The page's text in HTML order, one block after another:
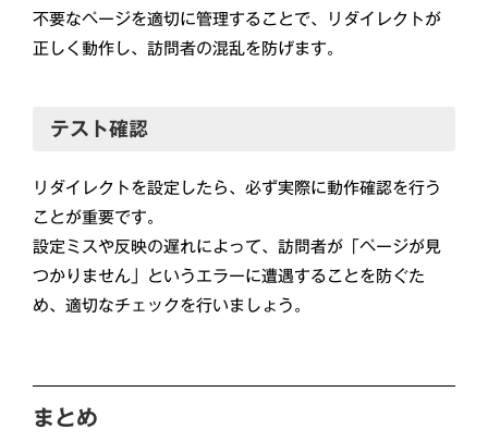
不要なページを適切に管理することで、リダイレクトが
正しく動作し、訪問者の混乱を防げます。
テスト確認
リダイレクトを設定したら、必ず実際に動作確認を行う
ことが重要です。
設定ミスや反映の遅れによって、訪問者が「ページが見
つかりません」というエラーに遭遇することを防ぐた
め、適切なチェックを行いましょう。
まとめ